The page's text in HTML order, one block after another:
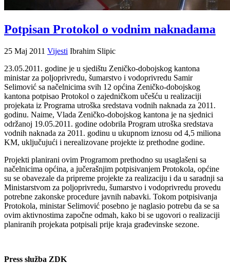
Potpisan Protokol o vodnim naknadama
25 Maj 2011 Vijesti Ibrahim Slipic
23.05.2011. godine je u sjedištu Zeničko-dobojskog kantona
ministar za poljoprivredu, šumarstvo i vodoprivredu Samir
Selimović sa načelnicima svih 12 općina Zeničko-dobojskog
kantona potpisao Protokol o zajedničkom učešću u realizaciji
projekata iz Programa utroška sredstava vodnih naknada za 2011.
godinu. Naime, Vlada Zeničko-dobojskog kantona je na sjednici
održanoj 19.05.2011. godine odobrila Program utroška sredstava
vodnih naknada za 2011. godinu u ukupnom iznosu od 4,5 miliona
KM, uključujući i nerealizovane projekte iz prethodne godine.
Projekti planirani ovim Programom prethodno su usaglašeni sa
načelnicima općina, a jučerašnjim potpisivanjem Protokola, općine
su se obavezale da pripreme projekte za realizaciju i da u saradnji sa
Ministarstvom za poljoprivredu, šumarstvo i vodoprivredu provedu
potrebne zakonske procedure javnih nabavki. Tokom potpisivanja
Protokola, ministar Selimović posebno je naglasio potrebu da se sa
ovim aktivnostima započne odmah, kako bi se ugovori o realizaciji
planiranih projekata potpisali prije kraja građevinske sezone.
Press služba ZDK